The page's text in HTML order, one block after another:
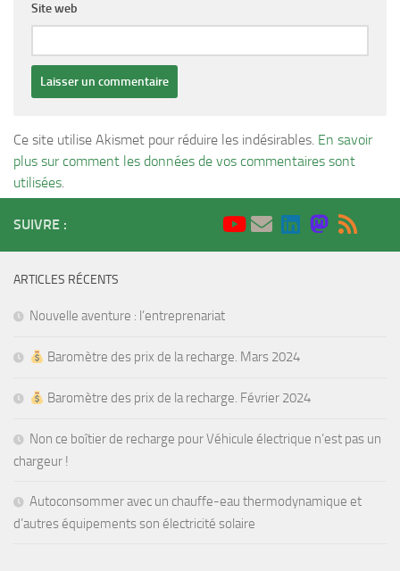
Site web
Ce site utilise Akismet pour réduire les indésirables. En savoir
plus sur comment les données de vos commentaires sont
utilisées.
SUIVRE :
ARTICLES RÉCENTS
Nouvelle aventure : l’entreprenariat
Baromètre des prix de la recharge. Mars 2024
Baromètre des prix de la recharge. Février 2024
Non ce boîtier de recharge pour Véhicule électrique n’est pas un
chargeur !
Autoconsommer avec un chauffe-eau thermodynamique et
d’autres équipements son électricité solaire